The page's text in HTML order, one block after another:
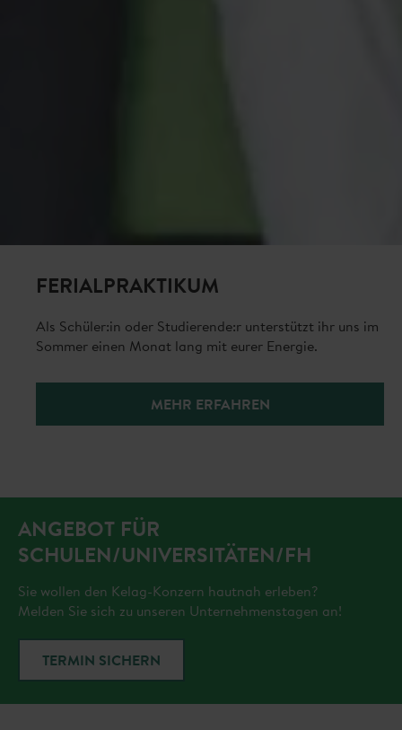
FERIALPRAKTIKUM
Als Schüler:in oder Studierende:r unterstützt ihr uns im
Sommer einen Monat lang mit eurer Energie.
MEHR ERFAHREN
ANGEBOT FÜR
SCHULEN/UNIVERSITÄTEN/FH
Sie wollen den Kelag-Konzern hautnah erleben?
Melden Sie sich zu unseren Unternehmenstagen an!
TERMIN SICHERN